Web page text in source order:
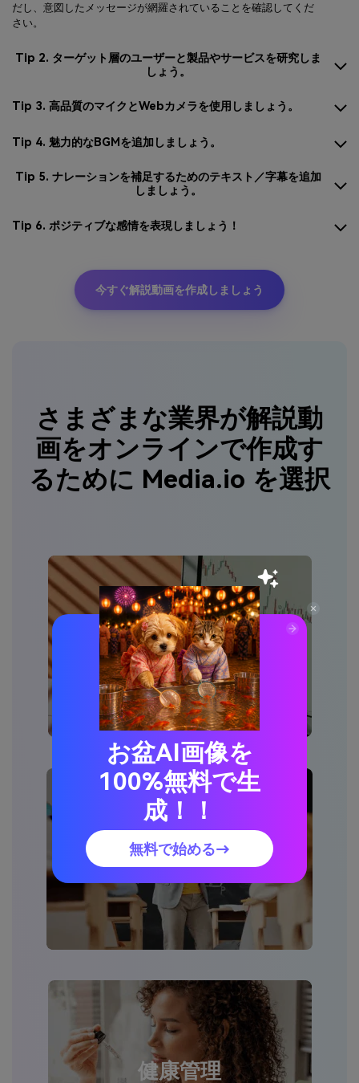
だし、意図したメッセージが網羅されていることを確認してくだ
さい。
Tip 2. ターゲット層のユーザーと製品やサービスを研究しま
しょう。
Tip 3. 高品質のマイクとWebカメラを使用しましょう。
Tip 4. 魅力的なBGMを追加しましょう。
Tip 5. ナレーションを補足するためのテキスト／字幕を追加
しましょう。
Tip 6. ポジティブな感情を表現しましょう！
今すぐ解説動画を作成しましょう
さまざまな業界が解説動
画をオンラインで作成す
るために Media.io を選択
ファイナンス
教育
健康管理
お盆AI画像を
100%無料で生
成！！
無料で始める→